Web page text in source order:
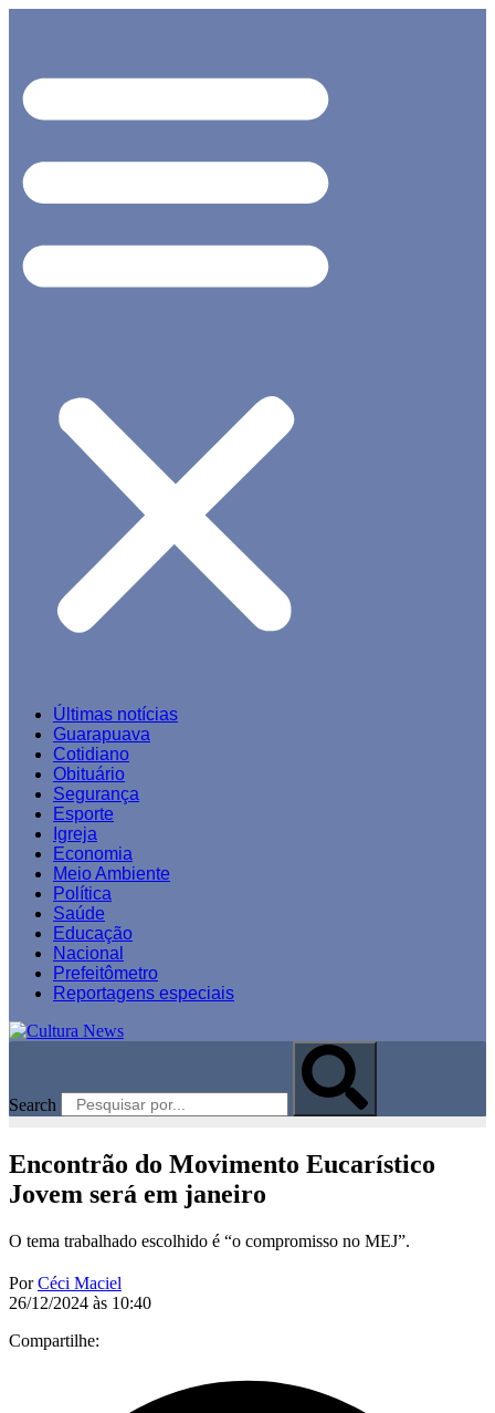
Últimas notícias
Guarapuava
Cotidiano
Obituário
Segurança
Esporte
Igreja
Economia
Meio Ambiente
Política
Saúde
Educação
Nacional
Prefeitômetro
Reportagens especiais
Search
Encontrão do Movimento Eucarístico
Jovem será em janeiro
O tema trabalhado escolhido é “o compromisso no MEJ”.
PorCéci Maciel
26/12/2024 às 10:40
Compartilhe: